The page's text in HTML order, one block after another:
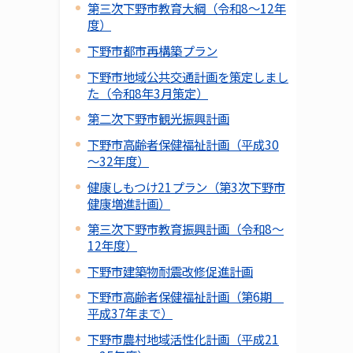
第三次下野市教育大綱（令和8～12年
度）
下野市都市再構築プラン
下野市地域公共交通計画を策定しまし
た（令和8年3月策定）
第二次下野市観光振興計画
下野市高齢者保健福祉計画（平成30
～32年度）
健康しもつけ21プラン（第3次下野市
健康増進計画）
第三次下野市教育振興計画（令和8～
12年度）
下野市建築物耐震改修促進計画
下野市高齢者保健福祉計画（第6期
平成37年まで）
下野市農村地域活性化計画（平成21